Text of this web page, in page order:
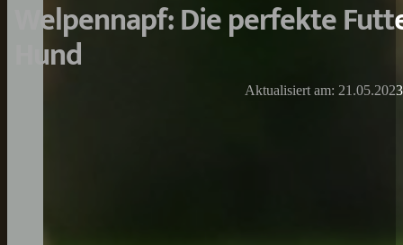
Welpennapf: Die perfekte
Hund
Aktualisiert am: 21.05.2023